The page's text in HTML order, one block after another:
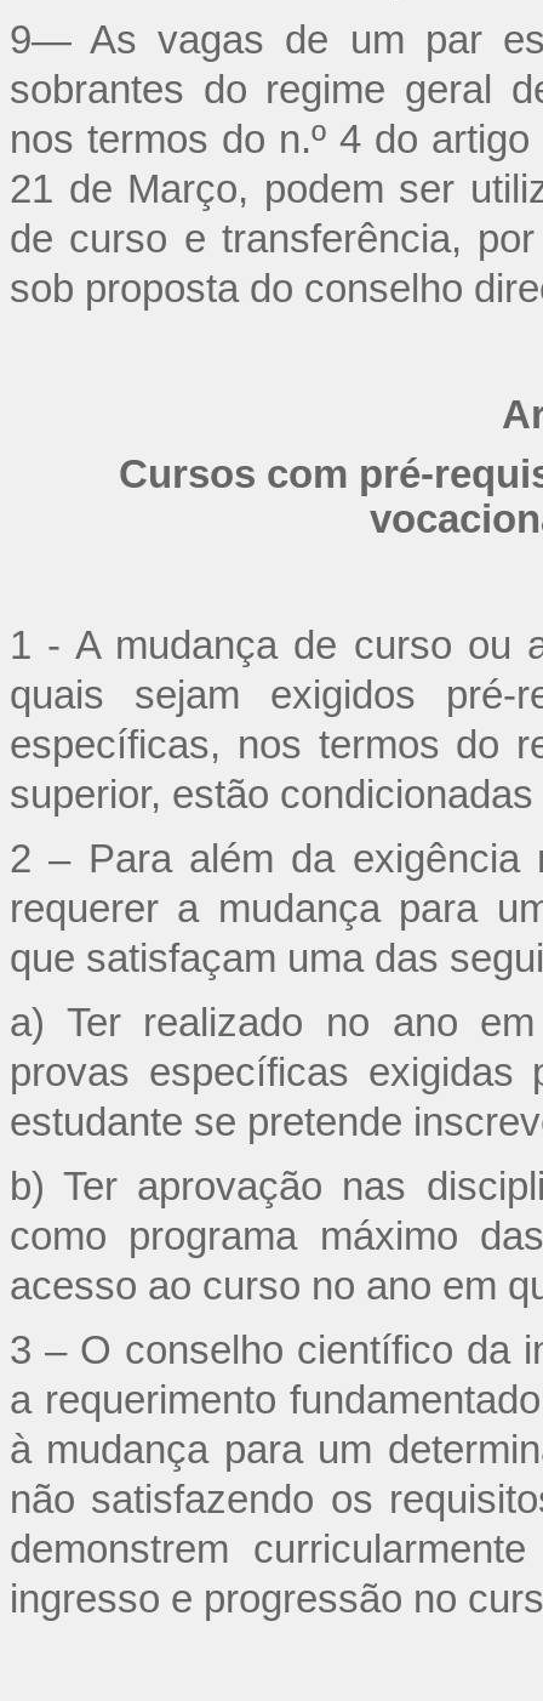
9— As vagas de um par
sobrantes do regime geral
nos termos do n.º 4 do
21 de Março, podem ser
de curso e transferência,
sob proposta do conselho
Cursos com pré-
1 - A mudança de curso ou
quais sejam exigidos pré-
específicas, nos termos do
superior, estão
2 – Para além da exigência
requerer a mudança para
que satisfaçam uma das
a) Ter realizado no ano
provas específicas
estudante se pretende
b) Ter aprovação nas
como programa máximo
acesso ao curso no ano em
3 – O conselho científico da
a requerimento
à mudança para um
não satisfazendo os
demonstrem
ingresso e progressão no